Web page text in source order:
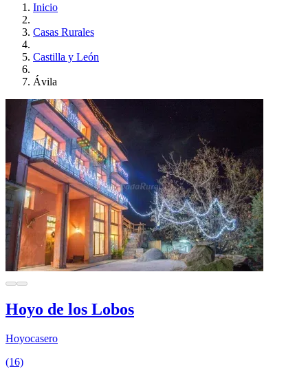
Inicio
Casas Rurales
Castilla y León
Ávila
Hoyo de los Lobos
Hoyocasero
(16)